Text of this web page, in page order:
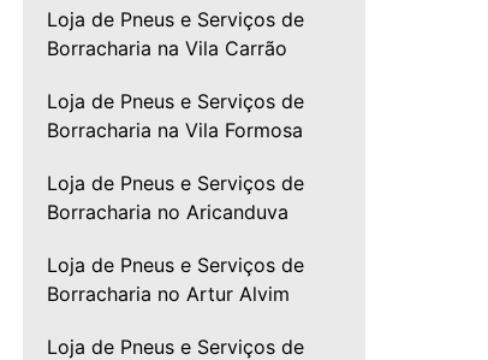
Loja de Pneus e Serviços de
Borracharia na Vila Carrão
Loja de Pneus e Serviços de
Borracharia na Vila Formosa
Loja de Pneus e Serviços de
Borracharia no Aricanduva
Loja de Pneus e Serviços de
Borracharia no Artur Alvim
Loja de Pneus e Serviços de